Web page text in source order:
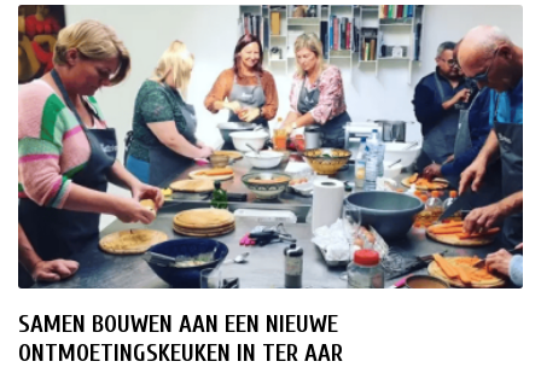
SAMEN BOUWEN AAN EEN NIEUWE
ONTMOETINGSKEUKEN IN TER AAR